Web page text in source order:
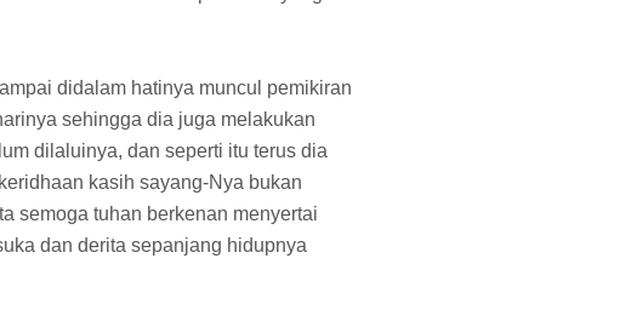
didalam hatinya muncul pemikiran
sehingga dia juga melakukan
dilaluinya, dan seperti itu terus dia
kasih sayang-Nya bukan
semoga tuhan berkenan menyertai
dan derita sepanjang hidupnya